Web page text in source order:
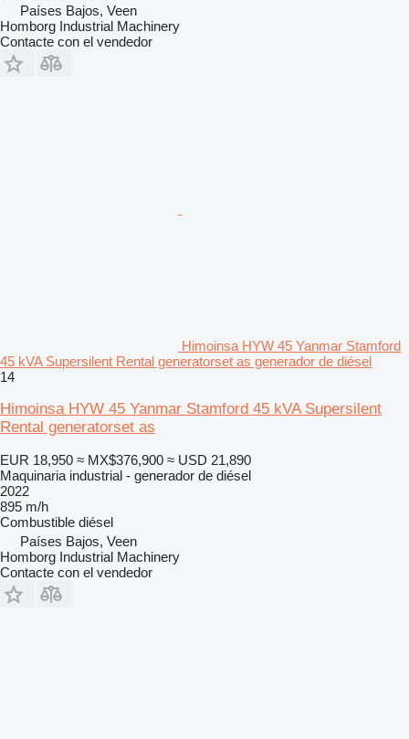
Países Bajos, Veen
Homborg Industrial Machinery
Contacte con el vendedor
Himoinsa HYW 45 Yanmar Stamford
45 kVA Supersilent Rental generatorset as generador de diésel
14
Himoinsa HYW 45 Yanmar Stamford 45 kVA Supersilent
Rental generatorset as
EUR 18,950 ≈ MX$376,900 ≈ USD 21,890
Maquinaria industrial - generador de diésel
2022
895 m/h
Combustible diésel
Países Bajos, Veen
Homborg Industrial Machinery
Contacte con el vendedor